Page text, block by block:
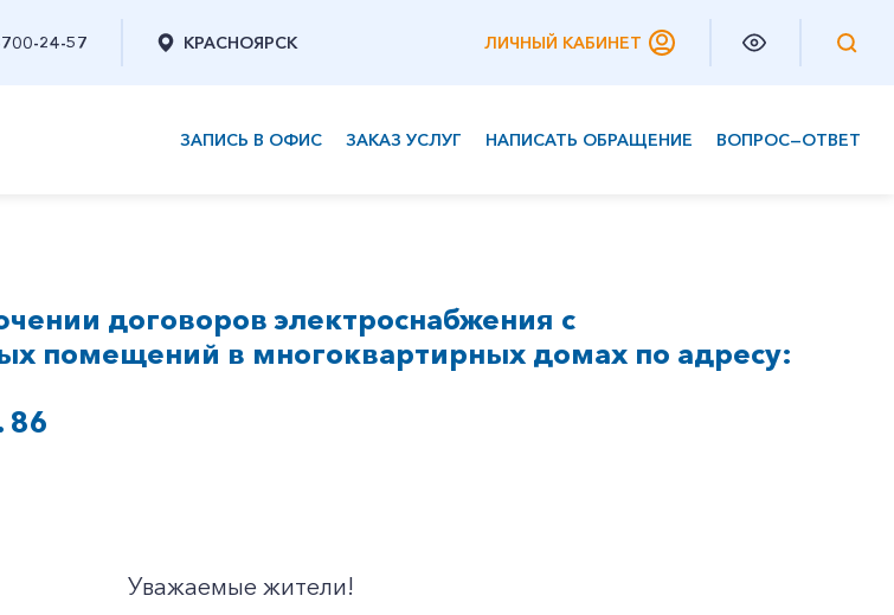
24-57
звонок
КРАСНОЯРСК ЛИЧНЫЙ КАБИНЕТ
ЗАПИСЬ В ОФИС ЗАКАЗ УСЛУГ НАПИСАТЬ ОБРАЩЕНИЕ ВОПРОС—ОТВЕТ
договоров электроснабжения с
помещений в многоквартирных домах по адресу:
86
Уважаемые жители!